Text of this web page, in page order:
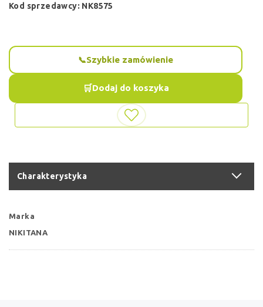
Kod sprzedawcy: NK8575
Szybkie zamówienie
Dodaj do koszyka
Charakterystyka
Marka
NIKITANA